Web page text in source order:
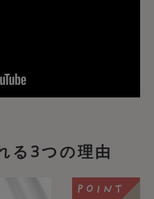
る3つの理由